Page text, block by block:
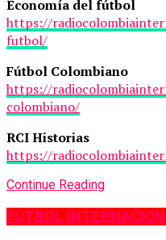
Economía del fútbol
https://
futbol/
Fútbol Colombiano
https://
colombiano/
RCI Historias
https://
Continue Reading
FÚTBOL